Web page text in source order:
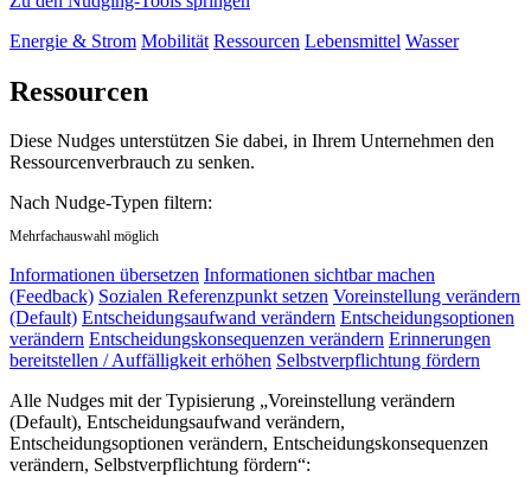
Energie & Strom Mobilität Ressourcen Lebensmittel Wasser
Ressourcen
Diese Nudges unterstützen Sie dabei, in Ihrem Unternehmen den
Ressourcenverbrauch zu senken.
Nach Nudge-Typen filtern:
Mehrfachauswahl möglich
Informationen übersetzen Informationen sichtbar machen
(Feedback) Sozialen Referenzpunkt setzen Voreinstellung verändern
(Default) Entscheidungsaufwand verändern Entscheidungsoptionen
verändern Entscheidungskonsequenzen verändern Erinnerungen
bereitstellen / Auffälligkeit erhöhen Selbstverpflichtung fördern
Alle Nudges mit der Typisierung „Voreinstellung verändern
(Default), Entscheidungsaufwand verändern,
Entscheidungsoptionen verändern, Entscheidungskonsequenzen
verändern, Selbstverpflichtung fördern“: